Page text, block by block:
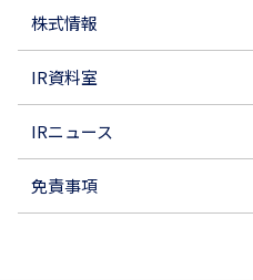
株式情報
IR資料室
IRニュース
免責事項